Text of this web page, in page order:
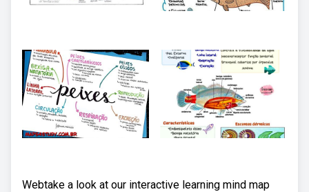
Webtake a look at our interactive learning mind map